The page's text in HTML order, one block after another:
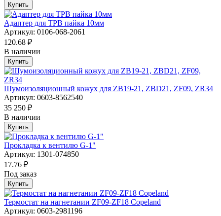
Купить
Адаптер для ТРВ пайка 10мм
Артикул: 0106-068-2061
120.68 ₽
В наличии
Купить
Шумоизоляционный кожух для ZB19-21, ZBD21, ZF09, ZR34
Артикул: 0603-8562540
35 250 ₽
В наличии
Купить
Прокладка к вентилю G-1"
Артикул: 1301-074850
17.76 ₽
Под заказ
Купить
Термостат на нагнетании ZF09-ZF18 Copeland
Артикул: 0603-2981196